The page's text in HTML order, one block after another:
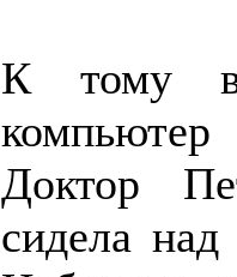
К тому
Доктор
сидела